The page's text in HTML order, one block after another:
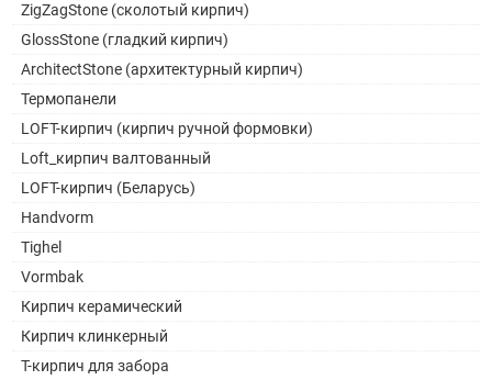
ZigZagStone (сколотый кирпич)
GlossStone (гладкий кирпич)
ArchitectStone (архитектурный кирпич)
Термопанели
LOFT-кирпич (кирпич ручной формовки)
Loft_кирпич валтованный
LOFT-кирпич (Беларусь)
Handvorm
Tighel
Vormbak
Кирпич керамический
Кирпич клинкерный
Т-кирпич для забора